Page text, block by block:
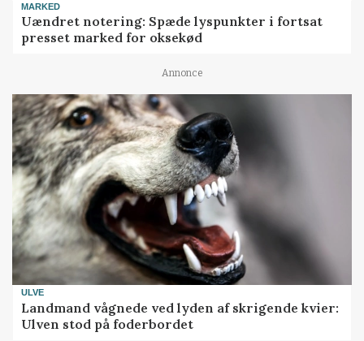
MARKED
Uændret notering: Spæde lyspunkter i fortsat
presset marked for oksekød
Annonce
ULVE
Landmand vågnede ved lyden af skrigende kvier:
Ulven stod på foderbordet